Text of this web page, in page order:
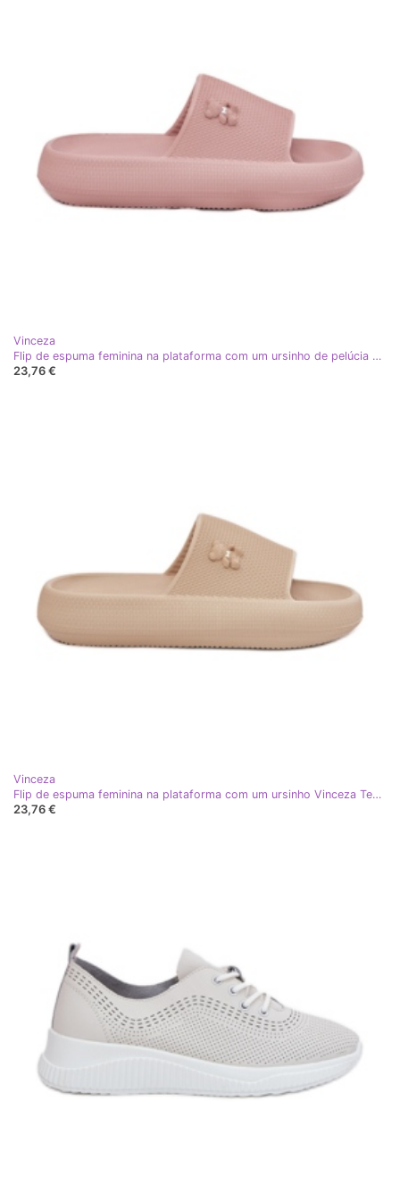
Vinceza
Flip de espuma feminina na plataforma com um ursinho de pelúcia Vinceza 75210 rosa
23,76 €
Vinceza
Flip de espuma feminina na plataforma com um ursinho Vinceza Teddy 75210 bege
23,76 €